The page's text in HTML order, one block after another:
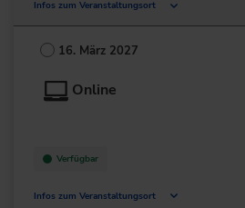
Infos zum Veranstaltungsort
Deutschland
+49 211/6214-201
16. März 2027
Online
Verfügbar
Infos zum Veranstaltungsort